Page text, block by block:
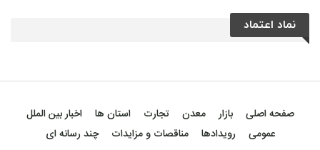
نماد اعتماد
صفحه اصلی بازار معدن تجارت استان ها
اخبار بین الملل
عمومی
رویدادها مناقصات و مزایدات چند رسانه ای